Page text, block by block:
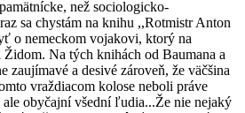
než sociologicko-
sa chystám na knihu ,,Rotmistr Anton
o nemeckom vojakovi, ktorý na
Na tých knihách od Baumana a
zaujímavé a desivé zároveň, že väčšina
vraždiacom kolose neboli práve
ale obyčajní všední ľudia...Že nie nejaký